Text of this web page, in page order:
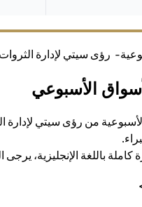
رؤى سيتي لإدارة الثروات
الأسبوعي
من رؤى سيتي
كاملة باللغة الإنجليزية،